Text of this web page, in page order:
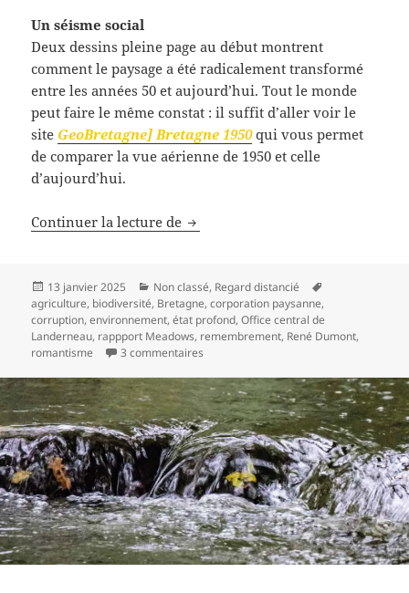
Un séisme social
Deux dessins pleine page au début montrent
comment le paysage a été radicalement transformé
entre les années 50 et aujourd’hui. Tout le monde
peut faire le même constat : il suffit d’aller voir le
site GeoBretagne] Bretagne 1950qui vous permet
de comparer la vue aérienne de 1950 et celle
d’aujourd’hui.
Continuer la lecture de Des champs de bataille
Publié
le
13 janvier 2025 Catégories
Non classé, Regard distancié
agriculture, biodiversité, Bretagne,corporation paysanne,
corruption,environnement,état profond,Office central de
Landerneau, rappport Meadows, remembrement, René Dumont,
romantisme
3 commentaires